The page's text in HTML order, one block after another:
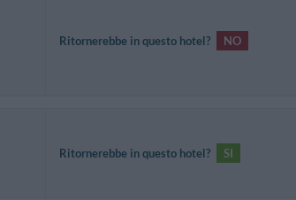
Ritornerebbe in questo hotel? NO
Ritornerebbe in questo hotel? SI